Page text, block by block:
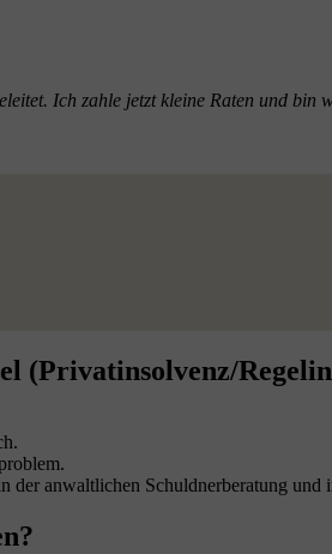
Ich zahle jetzt kleine Raten und
(Privatinsolvenz/
der anwaltlichen Schuldnerberatung